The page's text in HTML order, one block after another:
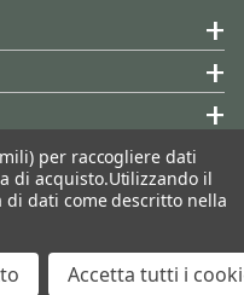
Seguiteci:
per raccogliere dati
di acquisto.Utilizzando il
di dati come descritto nella
Accetta tutti i